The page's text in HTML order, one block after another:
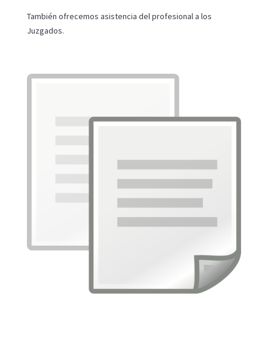
También ofrecemos asistencia del profesional a los
Juzgados.